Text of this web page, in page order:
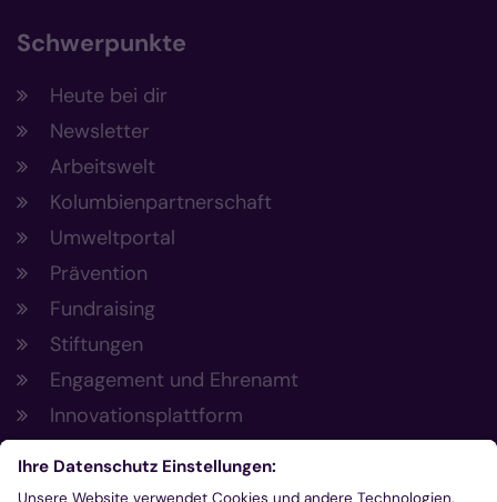
Schwerpunkte
Heute bei dir
Newsletter
Arbeitswelt
Kolumbienpartnerschaft
Umweltportal
Prävention
Fundraising
Stiftungen
Engagement und Ehrenamt
Innovationsplattform
Aus der Plattform